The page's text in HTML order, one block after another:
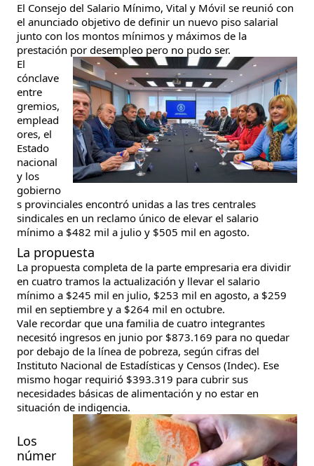
El Consejo del Salario Mínimo, Vital y Móvil se reunió con
el anunciado objetivo de definir un nuevo piso salarial
junto con los montos mínimos y máximos de la
prestación por desempleo pero no pudo ser.
El
cónclave
entre
gremios,
emplead
ores, el
Estado
nacional
y los
gobierno
s provinciales encontró unidas a las tres centrales
sindicales en un reclamo único de elevar el salario
mínimo a $482 mil a julio y $505 mil en agosto.
La propuesta
La propuesta completa de la parte empresaria era dividir
en cuatro tramos la actualización y llevar el salario
mínimo a $245 mil en julio, $253 mil en agosto, a $259
mil en septiembre y a $264 mil en octubre.
Vale recordar que una familia de cuatro integrantes
necesitó ingresos en junio por $873.169 para no quedar
por debajo de la línea de pobreza, según cifras del
Instituto Nacional de Estadísticas y Censos (Indec). Ese
mismo hogar requirió $393.319 para cubrir sus
necesidades básicas de alimentación y no estar en
situación de indigencia.
Los
númer